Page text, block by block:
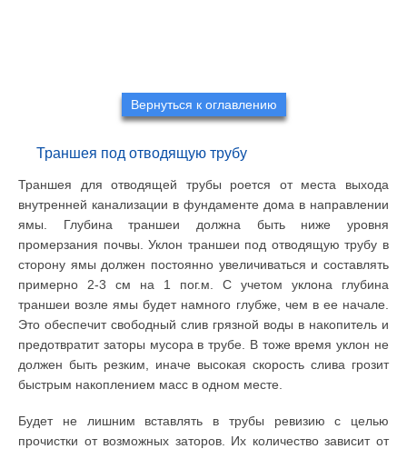
Вернуться к оглавлению
Траншея под отводящую трубу
Траншея для отводящей трубы роется от места выхода
внутренней канализации в фундаменте дома в направлении
ямы. Глубина траншеи должна быть ниже уровня
промерзания почвы. Уклон траншеи под отводящую трубу в
сторону ямы должен постоянно увеличиваться и составлять
примерно 2-3 см на 1 пог.м. С учетом уклона глубина
траншеи возле ямы будет намного глубже, чем в ее начале.
Это обеспечит свободный слив грязной воды в накопитель и
предотвратит заторы мусора в трубе. В тоже время уклон не
должен быть резким, иначе высокая скорость слива грозит
быстрым накоплением масс в одном месте.
Будет не лишним вставлять в трубы ревизию с целью
прочистки от возможных заторов. Их количество зависит от